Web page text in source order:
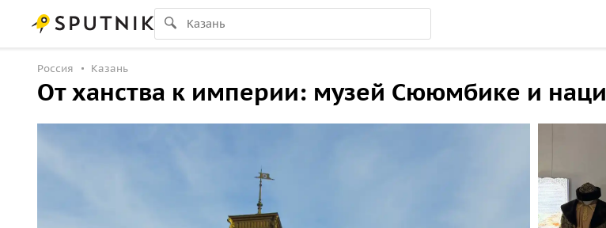
Россия Казань
От ханства к империи: музей Сююмбике и